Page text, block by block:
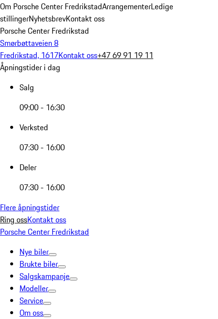
Om Porsche Center FredrikstadArrangementerLedige
stillingerNyhetsbrevKontakt oss
Porsche Center Fredrikstad
Smørbøttaveien 8
Fredrikstad, 1617Kontakt oss+47 69 91 19 11
Åpningstider i dag
Salg
09:00 - 16:30
Verksted
07:30 - 16:00
Deler
07:30 - 16:00
Flere åpningstider
Ring ossKontakt oss
Porsche Center Fredrikstad
Nye biler
Brukte biler
Salgskampanje
Modeller
Service
Om oss